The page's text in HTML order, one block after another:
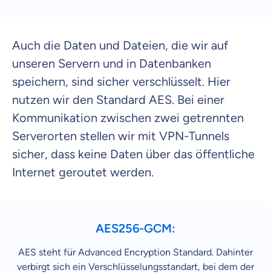
Auch die Daten und Dateien, die wir auf
unseren Servern und in Datenbanken
speichern, sind sicher verschlüsselt. Hier
nutzen wir den Standard AES. Bei einer
Kommunikation zwischen zwei getrennten
Serverorten stellen wir mit VPN-Tunnels
sicher, dass keine Daten über das öffentliche
Internet geroutet werden.
AES256-GCM:
AES steht für Advanced Encryption Standard. Dahinter
verbirgt sich ein Verschlüsselungsstandart, bei dem der